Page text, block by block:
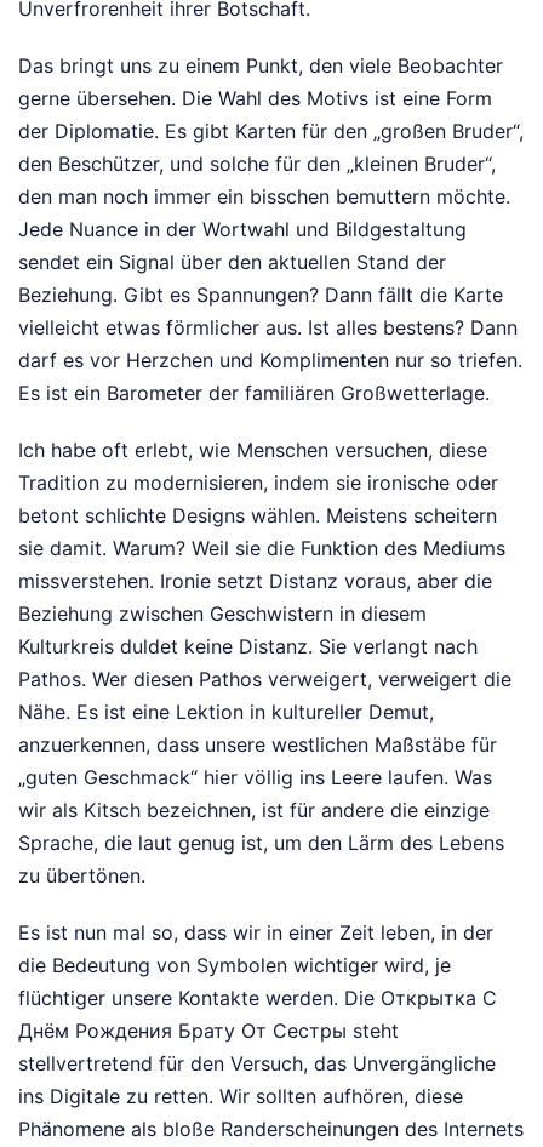
Unverfrorenheit ihrer Botschaft.
Das bringt uns zu einem Punkt, den viele Beobachter
gerne übersehen. Die Wahl des Motivs ist eine Form
der Diplomatie. Es gibt Karten für den „großen Bruder“,
den Beschützer, und solche für den „kleinen Bruder“,
den man noch immer ein bisschen bemuttern möchte.
Jede Nuance in der Wortwahl und Bildgestaltung
sendet ein Signal über den aktuellen Stand der
Beziehung. Gibt es Spannungen? Dann fällt die Karte
vielleicht etwas förmlicher aus. Ist alles bestens? Dann
darf es vor Herzchen und Komplimenten nur so triefen.
Es ist ein Barometer der familiären Großwetterlage.
Ich habe oft erlebt, wie Menschen versuchen, diese
Tradition zu modernisieren, indem sie ironische oder
betont schlichte Designs wählen. Meistens scheitern
sie damit. Warum? Weil sie die Funktion des Mediums
missverstehen. Ironie setzt Distanz voraus, aber die
Beziehung zwischen Geschwistern in diesem
Kulturkreis duldet keine Distanz. Sie verlangt nach
Pathos. Wer diesen Pathos verweigert, verweigert die
Nähe. Es ist eine Lektion in kultureller Demut,
anzuerkennen, dass unsere westlichen Maßstäbe für
„guten Geschmack“ hier völlig ins Leere laufen. Was
wir als Kitsch bezeichnen, ist für andere die einzige
Sprache, die laut genug ist, um den Lärm des Lebens
zu übertönen.
Es ist nun mal so, dass wir in einer Zeit leben, in der
die Bedeutung von Symbolen wichtiger wird, je
flüchtiger unsere Kontakte werden. Die Открытка С
Днём Рождения Брату От Сестры steht
stellvertretend für den Versuch, das Unvergängliche
ins Digitale zu retten. Wir sollten aufhören, diese
Phänomene als bloße Randerscheinungen des Internets